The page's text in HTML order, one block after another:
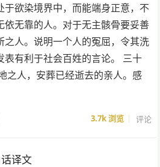
于欲染境界中，而能端身正意，不
依无靠的人。对于无主骸骨要妥善
之人。说明一个人的冤屈，令其洗
表有利于社会百姓的言论。 三十
之人，安葬已经逝去的亲人。感
3.7k浏览 评论
译文